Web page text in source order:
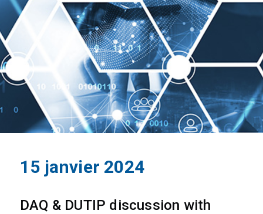
15 janvier 2024
DAQ & DUTIP discussion with